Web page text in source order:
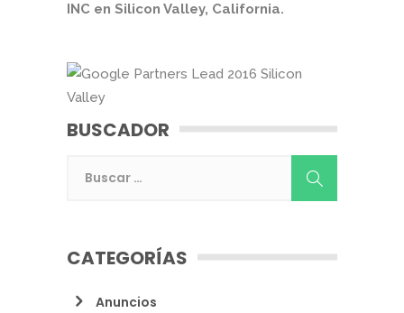
INC en Silicon Valley, California.
BUSCADOR
CATEGORÍAS
Anuncios